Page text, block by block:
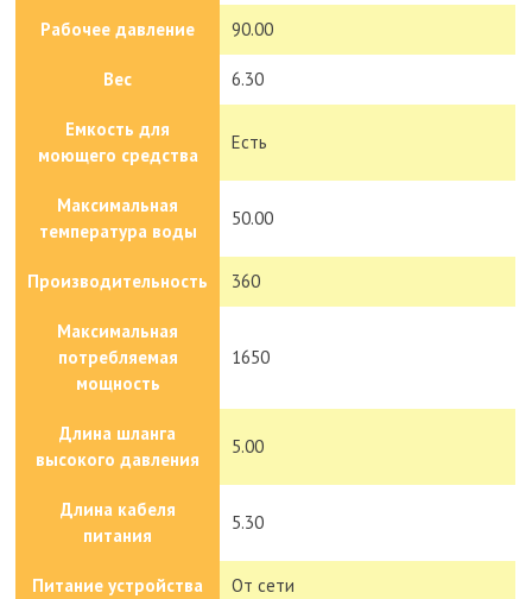
Рабочее давление 90.00
Вес 6.30
Емкость для
моющего средства
Есть
Максимальная
температура воды
50.00
Производительность 360
Максимальная
потребляемая
мощность
1650
Длина шланга
высокого давления
5.00
Длина кабеля
питания
5.30
Питание устройства От сети